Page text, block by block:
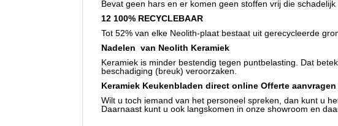
Bevat geen hars en er komen geen stoffen vrij die
12 100% RECYCLEBAAR
Tot 52% van elke Neolith-plaat bestaat uit gerecycleerde
Nadelen van Neolith Keramiek
Keramiek is minder bestendig tegen puntbelasting. Dat
beschadiging (breuk) veroorzaken.
Keramiek Keukenbladendirect online Offerte aanvragen
Wilt u toch iemand van het personeel spreken, dan kunt u
Daarnaast kunt u ook langskomen in onze showroom en